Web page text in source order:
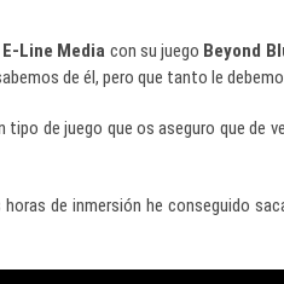
E-Line Media con su juego Beyond
de él, pero que tanto le
de juego que os aseguro que de
de inmersión he conseguido